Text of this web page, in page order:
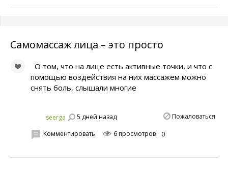
Самомассаж лица – это просто
О том, что на лице есть активные точки, и что с
помощью воздействия на них массажем можно
снять боль, слышали многие
seerga 5 дней назад Пожаловаться
Комментировать 6 просмотров 0